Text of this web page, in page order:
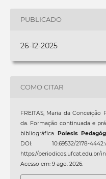
PUBLICADO
26-12-2025
COMO CITAR
FREITAS, Maria da Conceição
da. Formação continuada e
bibliográfica.Poíesis
DOI: 10.69532/2178-
https://periodicos.ufcat.edu.br/
Acesso em: 9 ago. 2026.